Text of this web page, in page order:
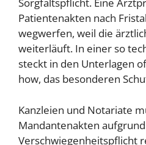
Patientenakten nach
wegwerfen, weil die
weiterläuft. In einer so
steckt in den Unterlagen
how, das besonderen
Kanzleien und Notariate
Mandantenakten
Verschwiegenheitspflicht